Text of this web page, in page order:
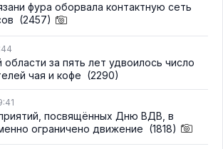
фура оборвала контактную сеть
(2457)
области за пять лет удвоилось число
чая и кофе (2290)
посвящённых Дню ВДВ, в
ограничено движение (1818)